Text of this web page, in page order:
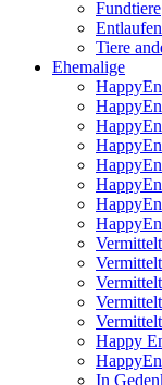
Fundtiere
Tiere
Ehemalige
Happy
In